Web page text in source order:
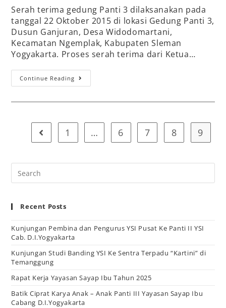
Serah terima gedung Panti 3 dilaksanakan pada
tanggal 22 Oktober 2015 di lokasi Gedung Panti 3,
Dusun Ganjuran, Desa Widodomartani,
Kecamatan Ngemplak, Kabupaten Sleman
Yogyakarta. Proses serah terima dari Ketua…
Continue Reading
1 … 6 7 8 9
Recent Posts
Kunjungan Pembina dan Pengurus YSI Pusat Ke Panti II YSI
Cab. D.I.Yogyakarta
Kunjungan Studi Banding YSI Ke Sentra Terpadu “Kartini” di
Temanggung
Rapat Kerja Yayasan Sayap Ibu Tahun 2025
Batik Ciprat Karya Anak – Anak Panti III Yayasan Sayap Ibu
Cabang D.I.Yogyakarta